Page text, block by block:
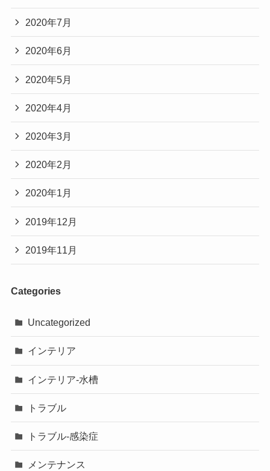
2020年7月
2020年6月
2020年5月
2020年4月
2020年3月
2020年2月
2020年1月
2019年12月
2019年11月
Categories
Uncategorized
インテリア
インテリア-水槽
トラブル
トラブル-感染症
メンテナンス